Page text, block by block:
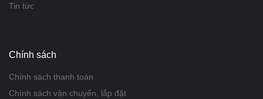
Tin tức
Chính sách
Chính sách thanh toán
Chính sách vận chuyển, lắp đặt